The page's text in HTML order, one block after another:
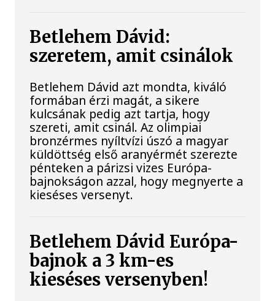
Betlehem Dávid:
szeretem, amit csinálok
Betlehem Dávid azt mondta, kiváló
formában érzi magát, a sikere
kulcsának pedig azt tartja, hogy
szereti, amit csinál. Az olimpiai
bronzérmes nyíltvízi úszó a magyar
küldöttség első aranyérmét szerezte
pénteken a párizsi vizes Európa-
bajnokságon azzal, hogy megnyerte a
kieséses versenyt.
Betlehem Dávid Európa-
bajnok a 3 km-es
kieséses versenyben!